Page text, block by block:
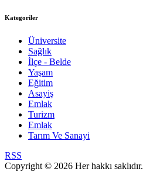
Kategoriler
Üniversite
Sağlık
İlçe - Belde
Yaşam
Eğitim
Asayiş
Emlak
Turizm
Emlak
Tarım Ve Sanayi
RSS
Copyright © 2026 Her hakkı saklıdır.